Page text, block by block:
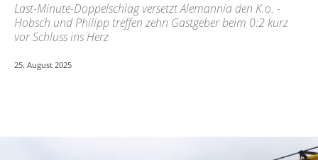
Last-Minute-Doppelschlag versetzt Alemannia den K.o. -
Hobsch und Philipp treffen zehn Gastgeber beim 0:2 kurz
vor Schluss ins Herz
25. August 2025